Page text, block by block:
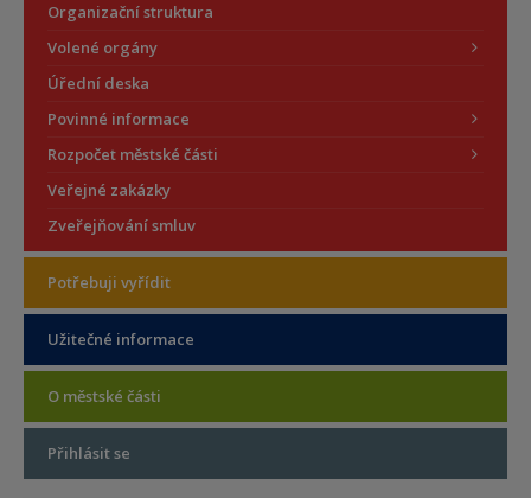
Organizační struktura
Volené orgány
Úřední deska
Povinné informace
Rozpočet městské části
Veřejné zakázky
Zveřejňování smluv
Potřebuji vyřídit
Užitečné informace
O městské části
Přihlásit se